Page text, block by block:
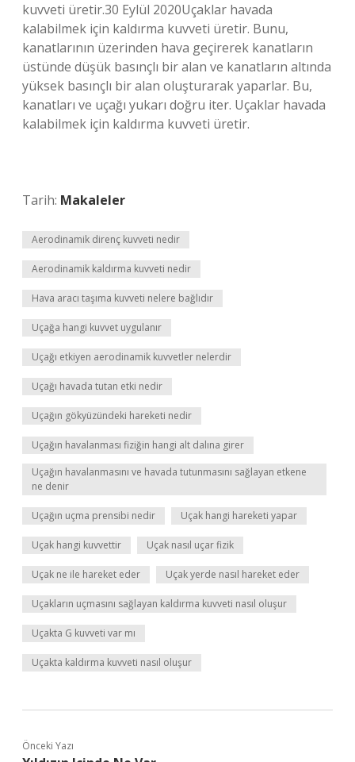
kuvveti üretir.30 Eylül 2020Uçaklar havada
kalabilmek için kaldırma kuvveti üretir. Bunu,
kanatlarının üzerinden hava geçirerek kanatların
üstünde düşük basınçlı bir alan ve kanatların altında
yüksek basınçlı bir alan oluşturarak yaparlar. Bu,
kanatları ve uçağı yukarı doğru iter. Uçaklar havada
kalabilmek için kaldırma kuvveti üretir.
Tarih: Makaleler
Aerodinamik direnç kuvveti nedir
Aerodinamik kaldırma kuvveti nedir
Hava aracı taşıma kuvveti nelere bağlıdır
Uçağa hangi kuvvet uygulanır
Uçağı etkiyen aerodinamik kuvvetler nelerdir
Uçağı havada tutan etki nedir
Uçağın gökyüzündeki hareketi nedir
Uçağın havalanması fiziğin hangi alt dalına girer
Uçağın havalanmasını ve havada tutunmasını sağlayan etkene
ne denir
Uçağın uçma prensibi nedir Uçak hangi hareketi yapar
Uçak hangi kuvvettir Uçak nasıl uçar fizik
Uçak ne ile hareket eder Uçak yerde nasıl hareket eder
Uçakların uçmasını sağlayan kaldırma kuvveti nasıl oluşur
Uçakta G kuvveti var mı
Uçakta kaldırma kuvveti nasıl oluşur
Önceki Yazı